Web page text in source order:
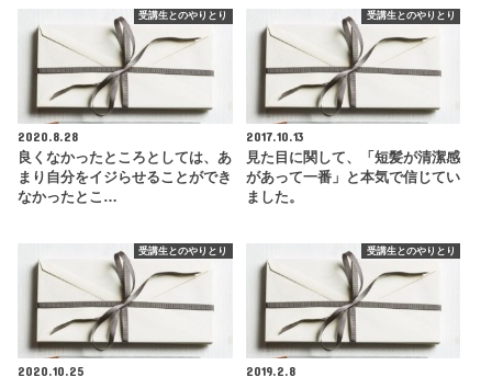
受講生とのやりとり
2020.8.28
良くなかったところとしては、あ
まり自分をイジらせることができ
なかったとこ…
受講生とのやりとり
2017.10.13
見た目に関して、「短髪が清潔感
があって一番」と本気で信じてい
ました。
受講生とのやりとり
2020.10.25
受講生とのやりとり
2019.2.8